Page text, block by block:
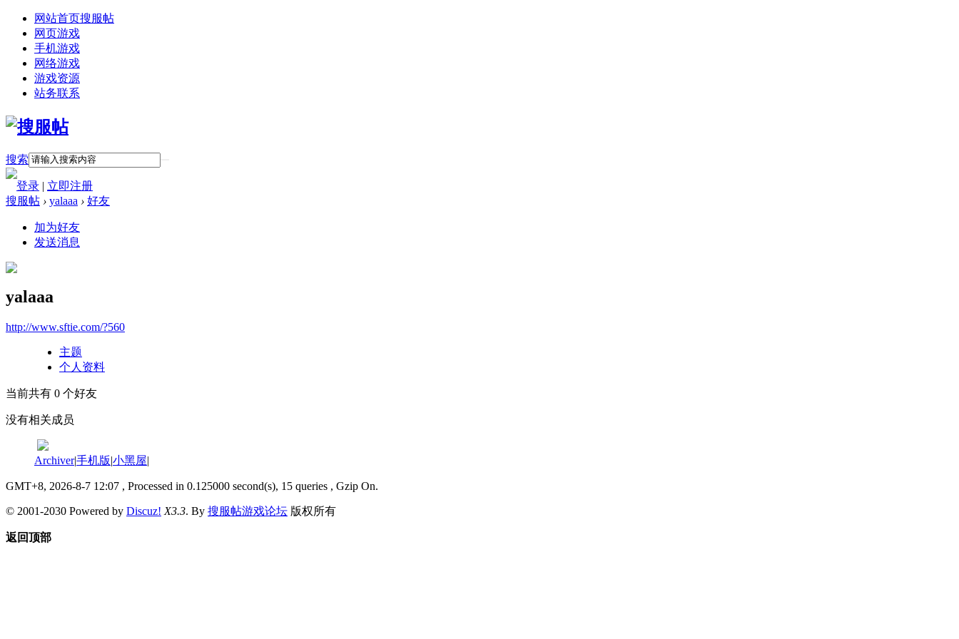
网站首页搜服帖
网页游戏
手机游戏
网络游戏
游戏资源
站务联系
搜索
登录 | 立即注册
搜服帖 › yalaaa › 好友
加为好友
发送消息
yalaaa
http://www.sftie.com/?560
主题
个人资料
当前共有 0 个好友
没有相关成员
Archiver|手机版|小黑屋|
GMT+8, 2026-8-7 12:07 , Processed in 0.125000 second(s), 15 queries , Gzip On.
© 2001-2030 Powered by Discuz! X3.3. By 搜服帖游戏论坛 版权所有
返回顶部